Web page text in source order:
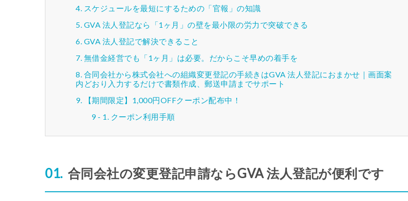
スケジュールを最短にするための「官報」の知識
GVA 法人登記なら「1ヶ月」の壁を最小限の労力で突破できる
GVA 法人登記で解決できること
無借金経営でも「1ヶ月」は必要。だからこそ早めの着手を
合同会社から株式会社への組織変更登記の手続きはGVA 法人登記におまかせ｜画面案
内どおり入力するだけで書類作成、郵送申請までサポート
【期間限定】1,000円OFFクーポン配布中！
クーポン利用手順
合同会社の変更登記申請ならGVA 法人登記が便利です